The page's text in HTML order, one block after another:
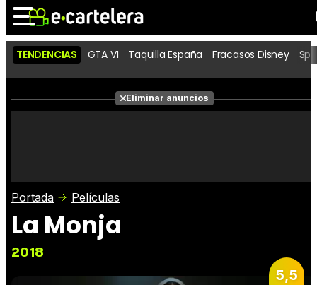
Noticias Cartelera
Películas
Críticas
TENDENCIAS GTA VI Taquilla España Fracasos Disney
Eliminar anuncios
Portada Películas
La Monja
2018
5,5